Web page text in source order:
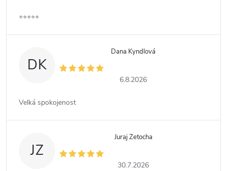
+++++
DK
Dana Kyndlová
6.8.2026
Velká spokojenost
JZ
Juraj Zetocha
30.7.2026